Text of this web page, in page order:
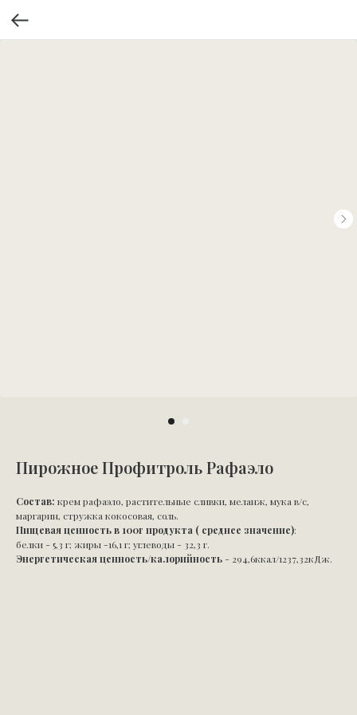
Пирожное Профитроль Рафаэло
Состав: крем рафаэло, растительные сливки, меланж, мука в/с,
маргарин, стружка кокосовая, соль.
Пищевая ценность в 100г продукта ( среднее значение):
белки - 5,3 г; жиры -16,1 г; углеводы - 32,3 г.
Энергетическая ценность/калорийность - 294,6ккал/1237,32кДж.